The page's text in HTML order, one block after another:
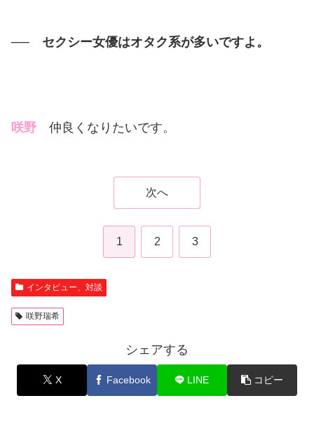
── セクシー女優はオタク系が多いですよ。
咲野 仲良くなりたいです。
次へ
1 2 3
インタビュー、対談
咲野瑞希
シェアする
X Facebook LINE コピー